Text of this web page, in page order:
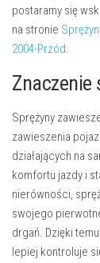
postaramy się
na stronie
2004-Przód.
Znaczenie
Sprężyny
zawieszenia
działających na
komfortu jazdy i
nierówności,
swojego
drgań. Dzięki
lepiej kontroluje